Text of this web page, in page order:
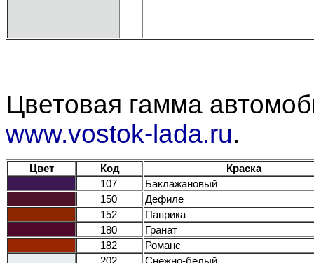
Цветовая гамма
www.vostok-lada.ru.
Цвет Код
Краска
107
Баклажановый
150
Дефиле
152
Паприка
180
Гранат
182
Романс
202
Снежно-белый